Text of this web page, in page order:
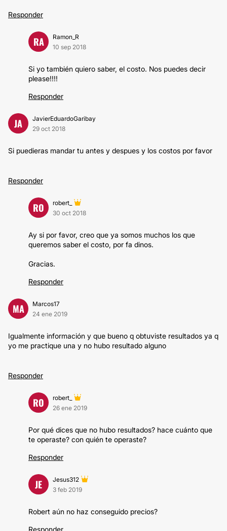
Responder
RA
Ramon_R
10 sep 2018
Si yo también quiero saber, el costo. Nos puedes decir
please!!!!
Responder
JA
JavierEduardoGaribay
29 oct 2018
Si puedieras mandar tu antes y despues y los costos por favor
Responder
RO
robert_
30 oct 2018
Ay si por favor, creo que ya somos muchos los que
queremos saber el costo, por fa dinos.
Gracias.
Responder
MA
Marcos17
24 ene 2019
Igualmente información y que bueno q obtuviste resultados ya q
yo me practique una y no hubo resultado alguno
Responder
RO
robert_
26 ene 2019
Por qué dices que no hubo resultados? hace cuánto que
te operaste? con quién te operaste?
Responder
JE
Jesus312
3 feb 2019
Robert aún no haz conseguido precios?
Responder